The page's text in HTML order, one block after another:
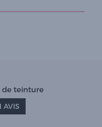
de teinture
AVIS